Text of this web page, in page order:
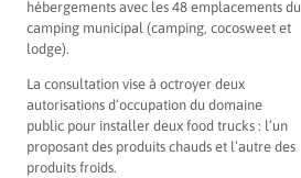
hébergements avec les 48 emplacements du
camping municipal (camping, cocosweet et
lodge).
La consultation vise à octroyer deux
autorisations d’occupation du domaine
public pour installer deux food trucks : l’un
proposant des produits chauds et l’autre des
produits froids.